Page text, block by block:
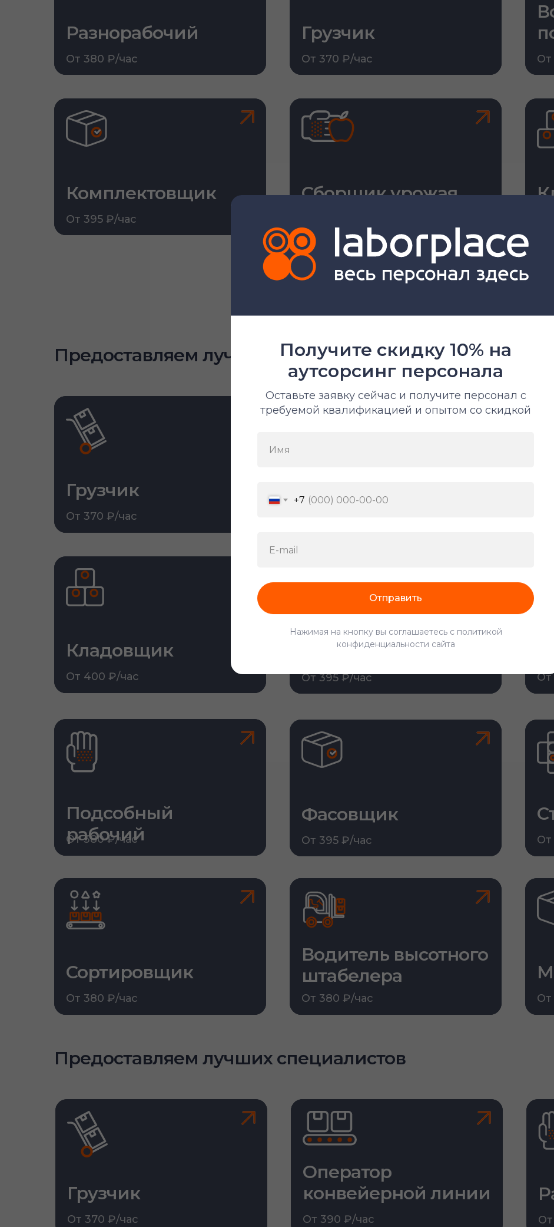
Получите скидку 10% на
аутсорсинг персонала
Оставьте заявку сейчас и получите персонал с
требуемой квалификацией и опытом со скидкой
+7
Отправить
Нажимая на кнопку вы соглашаетесь с политикой
конфиденциальности сайта
Комплектовщик
От 395 ₽/час
Сборщик урожая
От
Грузчик
От 370 ₽/час
Разнорабочий
От 380 ₽/час
Предоставляем лучших специалистов
От
Разнорабочий
Грузчик
От 370 ₽/час
Кладовщик
От 400 ₽/час
Комплектовщик
От 395 ₽/час
От
Сортировщик
От 380 ₽/час
Подсобный
рабочий
От 380 ₽/час
Водитель высотного
штабелера
От 380 ₽/час От
Фасовщик
От 395 ₽/час
Предоставляем лучших специалистов
Оператор
конвейерной линии
От 390 ₽/час
Грузчик
От 370 ₽/час